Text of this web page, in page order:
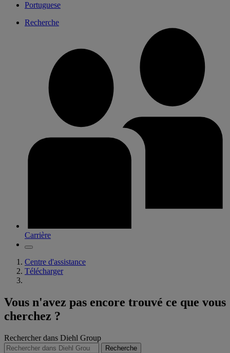
Portuguese
Recherche
Carrière
Centre d'assistance
Télécharger
Vous n'avez pas encore trouvé ce que vous
cherchez ?
Rechercher dans Diehl Group
Recherche